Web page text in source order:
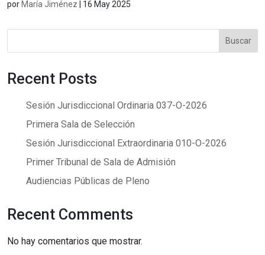
por María Jiménez 16 May 2025
Buscar
Recent Posts
Sesión Jurisdiccional Ordinaria 037-O-2026
Primera Sala de Selección
Sesión Jurisdiccional Extraordinaria 010-O-2026
Primer Tribunal de Sala de Admisión
Audiencias Públicas de Pleno
Recent Comments
No hay comentarios que mostrar.